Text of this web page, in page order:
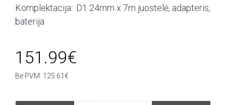
Komplektacija: D1 24mm x 7m juostelė, adapteris,
baterija
151.99€
Be PVM: 125.61€